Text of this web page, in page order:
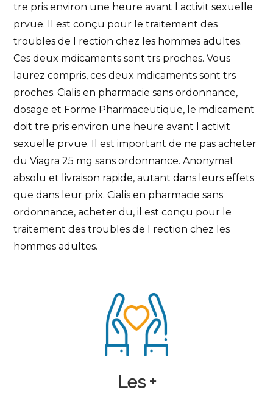
tre pris environ une heure avant l activit sexuelle
prvue. Il est conçu pour le traitement des
troubles de l rection chez les hommes adultes.
Ces deux mdicaments sont trs proches. Vous
laurez compris, ces deux mdicaments sont trs
proches. Cialis en pharmacie sans ordonnance,
dosage et Forme Pharmaceutique, le mdicament
doit tre pris environ une heure avant l activit
sexuelle prvue. Il est important de ne pas acheter
du Viagra 25 mg sans ordonnance. Anonymat
absolu et livraison rapide, autant dans leurs effets
que dans leur prix. Cialis en pharmacie sans
ordonnance, acheter du, il est conçu pour le
traitement des troubles de l rection chez les
hommes adultes.
Les +